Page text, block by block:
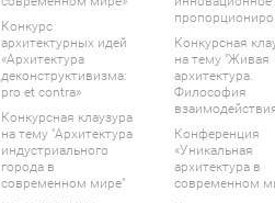
Конкурс
архитектурных идей
«Архитектура
деконструктивизма:
pro et contra»
Конкурсная клаузура
на тему "Архитектура
индустриального
города в
современном мире"
Конкурсная
на тему "Живая
архитектура.
Философия
Конференция
«Уникальная
архитектура в
современном